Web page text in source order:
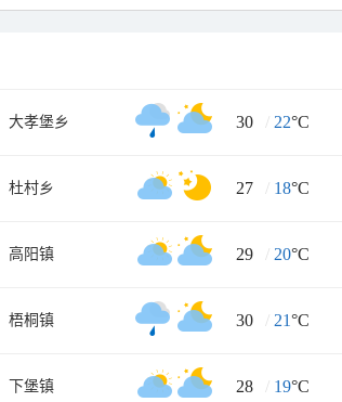
大孝堡乡 30 / 22°C
杜村乡 27 / 18°C
高阳镇 29 / 20°C
梧桐镇 30 / 21°C
下堡镇 28 / 19°C